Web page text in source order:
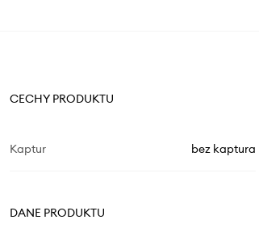
CECHY PRODUKTU
Kaptur bez kaptura
DANE PRODUKTU